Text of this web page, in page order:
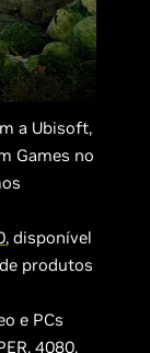
a Ubisoft,
Games no
, disponível
produtos
e PCs
4080,